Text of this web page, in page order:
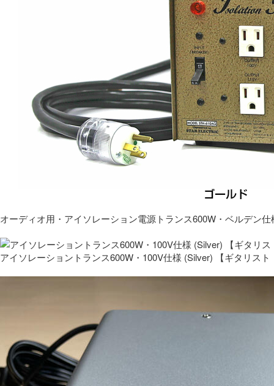
オーディオ用・アイソレーション電源トランス600W・ベルデン仕
アイソレーショントランス600W・100V仕様 (Silver) 【ギタリス